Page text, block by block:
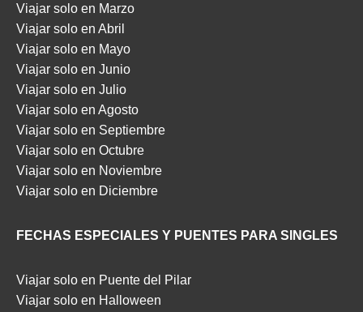
Viajar solo en Marzo
Viajar solo en Abril
Viajar solo en Mayo
Viajar solo en Junio
Viajar solo en Julio
Viajar solo en Agosto
Viajar solo en Septiembre
Viajar solo en Octubre
Viajar solo en Noviembre
Viajar solo en Diciembre
FECHAS ESPECIALES Y PUENTES PARA SINGLES
Viajar solo en Puente del Pilar
Viajar solo en Halloween